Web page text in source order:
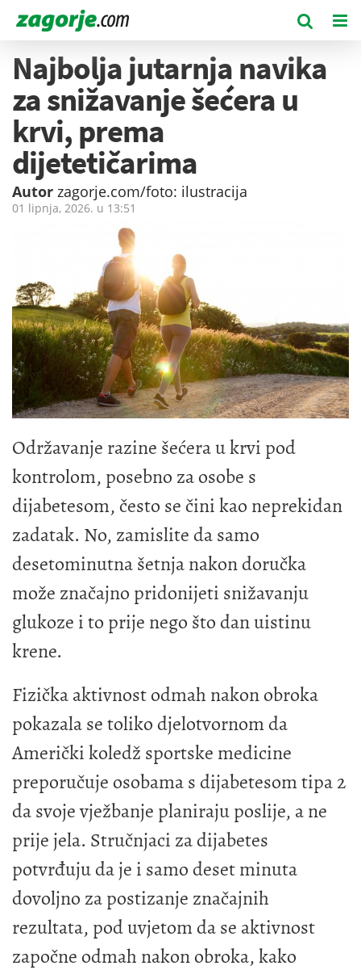
Najbolja jutarnja navika
za snižavanje šećera u
krvi, prema
dijetetičarima
Autor zagorje.com/foto: ilustracija
01 lipnja, 2026. u 13:51
Održavanje razine šećera u krvi pod
kontrolom, posebno za osobe s
dijabetesom, često se čini kao neprekidan
zadatak. No, zamislite da samo
desetominutna šetnja nakon doručka
može značajno pridonijeti snižavanju
glukoze i to prije nego što dan uistinu
krene.
Fizička aktivnost odmah nakon obroka
pokazala se toliko djelotvornom da
Američki koledž sportske medicine
preporučuje osobama s dijabetesom tipa 2
da svoje vježbanje planiraju poslije, a ne
prije jela. Stručnjaci za dijabetes
potvrđuju da je i samo deset minuta
dovoljno za postizanje značajnih
rezultata, pod uvjetom da se aktivnost
započne odmah nakon obroka, kako